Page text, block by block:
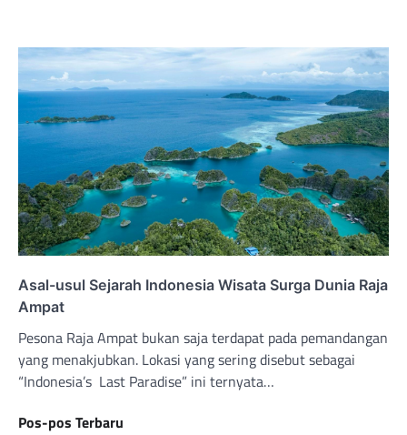
Asal-usul Sejarah Indonesia Wisata Surga Dunia Raja
Ampat
Pesona Raja Ampat bukan saja terdapat pada pemandangan
yang menakjubkan. Lokasi yang sering disebut sebagai
“Indonesia’s Last Paradise” ini ternyata…
Pos-pos Terbaru